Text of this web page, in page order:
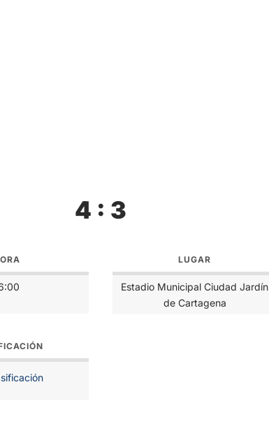
4 : 3
LUGAR
Estadio Municipal Ciudad Jardín
de Cartagena